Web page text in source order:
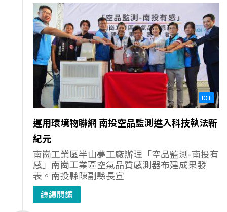
IOT
運用環境物聯網 南投空品監測進入科技執法新
紀元
南崗工業區半山夢工廠辦理「空品監測-南投有
感」南崗工業區空氣品質感測器布建成果發
表。南投縣陳副縣長宣
繼續閱讀